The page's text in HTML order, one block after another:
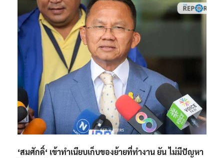
‘สมศักดิ์‘ เข้าทำเนียบเก็บของย้ายที่ทำงาน ยัน ไม่มีปัญหา